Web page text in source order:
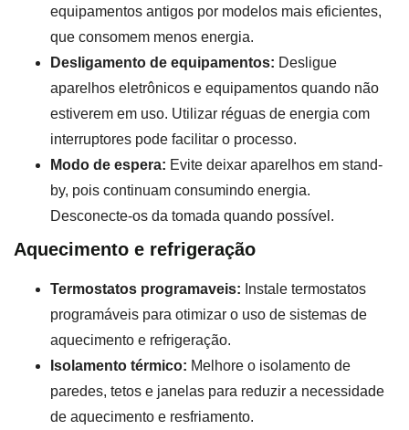
equipamentos antigos por modelos mais eficientes,
que consomem menos energia.
Desligamento de equipamentos: Desligue
aparelhos eletrônicos e equipamentos quando não
estiverem em uso. Utilizar réguas de energia com
interruptores pode facilitar o processo.
Modo de espera: Evite deixar aparelhos em stand-
by, pois continuam consumindo energia.
Desconecte-os da tomada quando possível.
Aquecimento e refrigeração
Termostatos programaveis: Instale termostatos
programáveis para otimizar o uso de sistemas de
aquecimento e refrigeração.
Isolamento térmico: Melhore o isolamento de
paredes, tetos e janelas para reduzir a necessidade
de aquecimento e resfriamento.